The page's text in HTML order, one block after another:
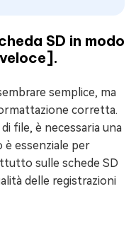
SD in modo
semplice, ma
corretta.
file, è necessaria una
essenziale per
sulle schede SD
delle registrazioni